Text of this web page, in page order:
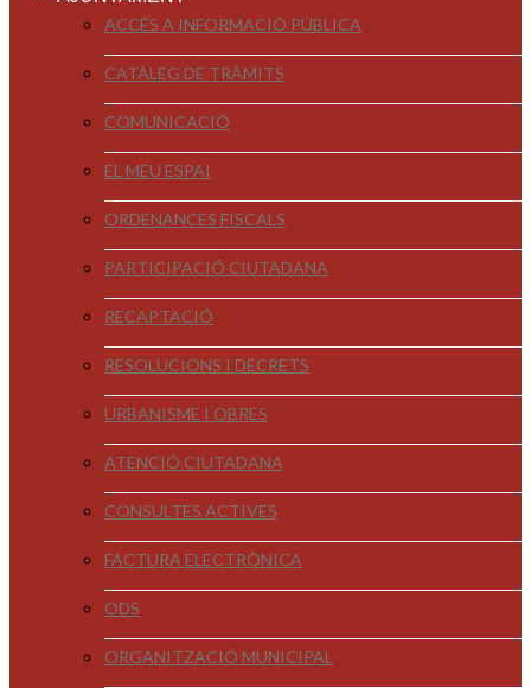
ACCÉS A INFORMACIÓ PÚBLICA
CATÀLEG DE TRÀMITS
COMUNICACIÓ
EL MEU ESPAI
ORDENANCES FISCALS
PARTICIPACIÓ CIUTADANA
RECAPTACIÓ
RESOLUCIONS I DECRETS
URBANISME I OBRES
ATENCIÓ CIUTADANA
CONSULTES ACTIVES
FACTURA ELECTRÒNICA
ODS
ORGANITZACIÓ MUNICIPAL